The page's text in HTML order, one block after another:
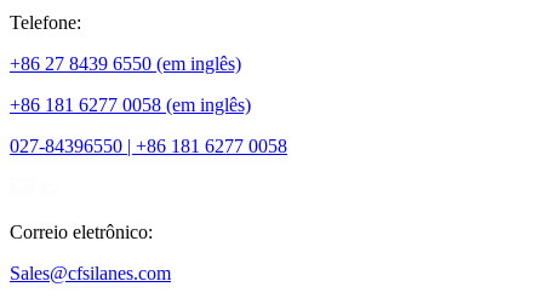
Telefone:
+86 27 8439 6550 (em inglês)
+86 181 6277 0058 (em inglês)
027-84396550 | +86 181 6277 0058
Correio eletrônico:
Sales@cfsilanes.com